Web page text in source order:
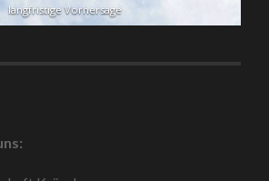
langfristige Vorhersage